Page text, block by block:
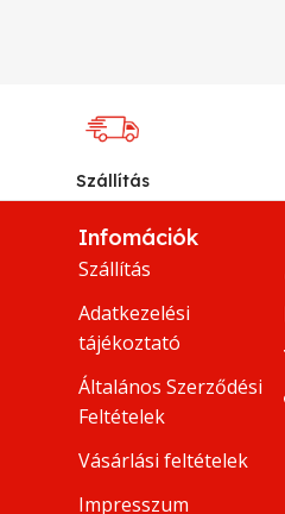
Szállítás
Infomációk
Szállítás
Adatkezelési
tájékoztató
Általános Szerződési
Feltételek
Vásárlási feltételek
Impresszum